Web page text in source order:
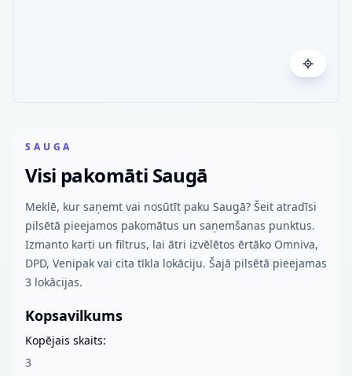
SAUGA
Visi pakomāti Saugā
Meklē, kur saņemt vai nosūtīt paku Saugā? Šeit atradīsi
pilsētā pieejamos pakomātus un saņemšanas punktus.
Izmanto karti un filtrus, lai ātri izvēlētos ērtāko Omniva,
DPD, Venipak vai cita tīkla lokāciju. Šajā pilsētā pieejamas
3 lokācijas.
Kopsavilkums
Kopējais skaits:
3